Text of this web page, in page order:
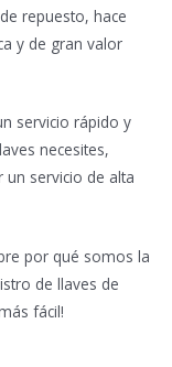
repuesto, hace
y de gran valor
servicio rápido y
necesites,
servicio de alta
por qué somos la
de llaves de
fácil!